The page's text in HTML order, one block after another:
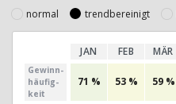
normal trendbereinigt
JAN FEB MÄR
Gewinn­
häufig­
keit
71 % 53 % 59 %